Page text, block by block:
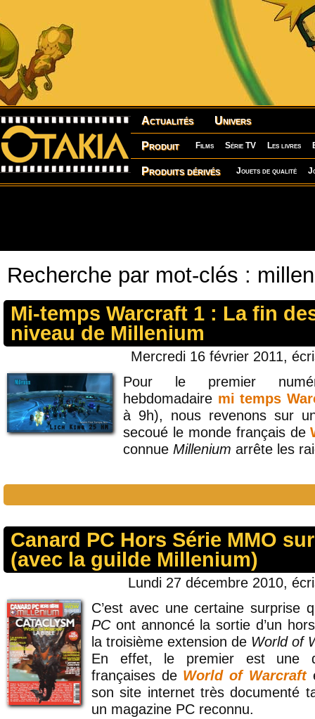
Actualités Univers
Produit Films Série TV Les livres
Produits dérivés Jouets de qualité
Recherche par mot-clés :
Mi-temps Warcraft 1 : La fin
niveau de Millenium
Mercredi 16 février 2011,
Pour le premier
hebdomadaire mi temps
à 9h), nous revenons sur
secoué le monde français de
connue Millenium arrête les
Canard PC Hors Série MMO
(avec la guilde Millenium)
Lundi 27 décembre 2010,
C’est avec une certaine surprise
PCont annoncé la sortie d’un
la troisième extension de World of
En effet, le premier est une
françaises de World of Warcraft
son site internet très documenté
un magazine PC reconnu.